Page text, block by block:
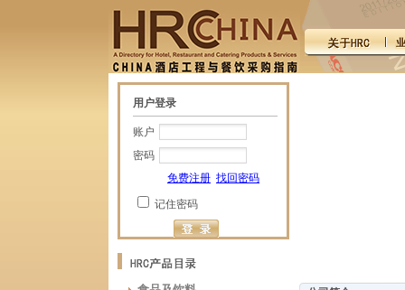
用户登录
账户
密码
免费注册 找回密码
记住密码